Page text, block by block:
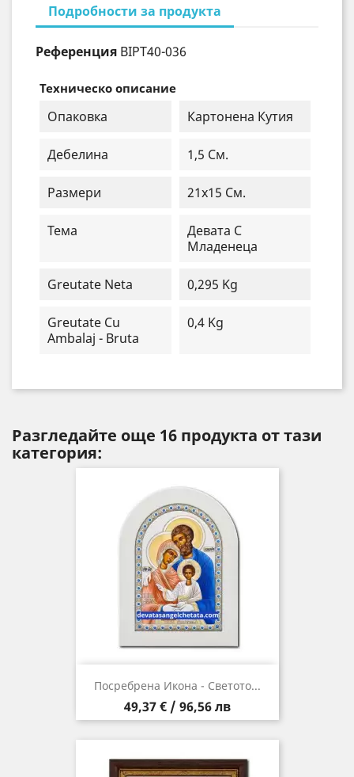
Подробности за продукта
Референция BIPT40-036
Техническо описание
Опаковка Картонена Кутия
Дебелина 1,5 См.
Размери 21x15 См.
Тема
Девата С
Младенеца
Greutate Neta 0,295 Kg
Greutate Cu
Ambalaj - Bruta
0,4 Kg
Разгледайте още 16 продукта от тази
категория:
Посребрена Икона - Светото...
Цена
49,37 € / 96,56 лв